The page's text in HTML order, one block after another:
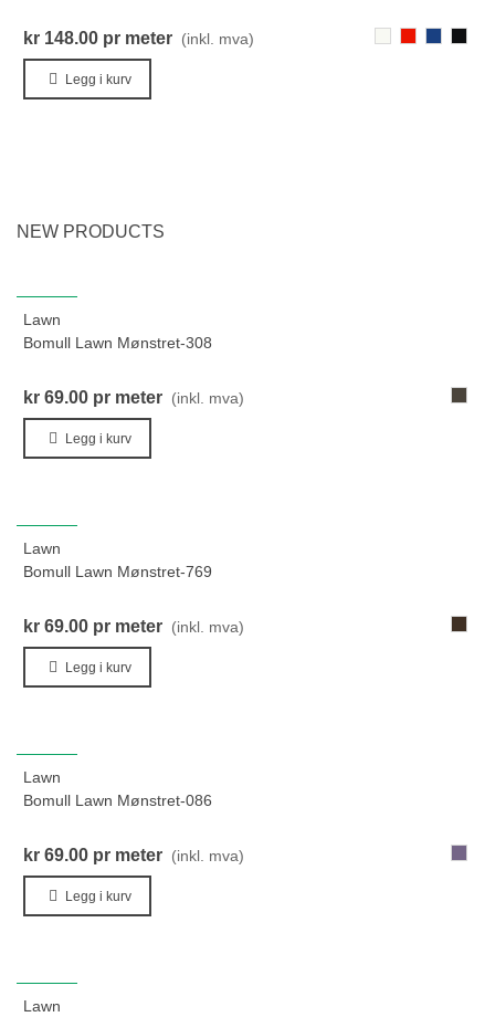
kr 148.00 pr meter (inkl. mva)
Legg i kurv
NEW PRODUCTS
Lawn
Bomull Lawn Mønstret-308
kr 69.00 pr meter (inkl. mva)
Legg i kurv
Lawn
Bomull Lawn Mønstret-769
kr 69.00 pr meter (inkl. mva)
Legg i kurv
Lawn
Bomull Lawn Mønstret-086
kr 69.00 pr meter (inkl. mva)
Legg i kurv
Lawn